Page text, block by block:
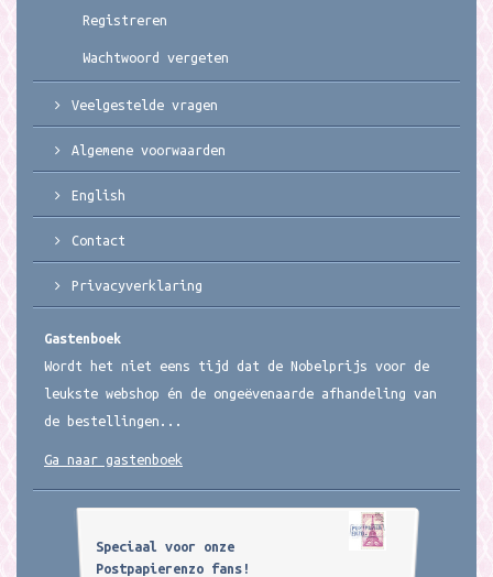
Registreren
Wachtwoord vergeten
Veelgestelde vragen
Algemene voorwaarden
English
Contact
Privacyverklaring
Gastenboek
Wordt het niet eens tijd dat de Nobelprijs voor de
leukste webshop én de ongeëvenaarde afhandeling van
de bestellingen...
Ga naar gastenboek
Speciaal voor onze
Postpapierenzo fans!